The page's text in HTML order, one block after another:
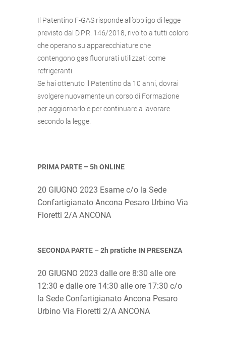
Il Patentino F-GAS risponde all’obbligo di legge
previsto dal D.P.R. 146/2018, rivolto a tutti coloro
che operano su apparecchiature che
contengono gas fluorurati utilizzati come
refrigeranti.
Se hai ottenuto il Patentino da 10 anni, dovrai
svolgere nuovamente un corso di Formazione
per aggiornarlo e per continuare a lavorare
secondo la legge.
PRIMA PARTE – 5h ONLINE
20 GIUGNO 2023 Esame c/o la Sede
Confartigianato Ancona Pesaro Urbino Via
Fioretti 2/A ANCONA
SECONDA PARTE – 2h pratiche IN PRESENZA
20 GIUGNO 2023 dalle ore 8:30 alle ore
12:30 e dalle ore 14:30 alle ore 17:30 c/o
la Sede Confartigianato Ancona Pesaro
Urbino Via Fioretti 2/A ANCONA